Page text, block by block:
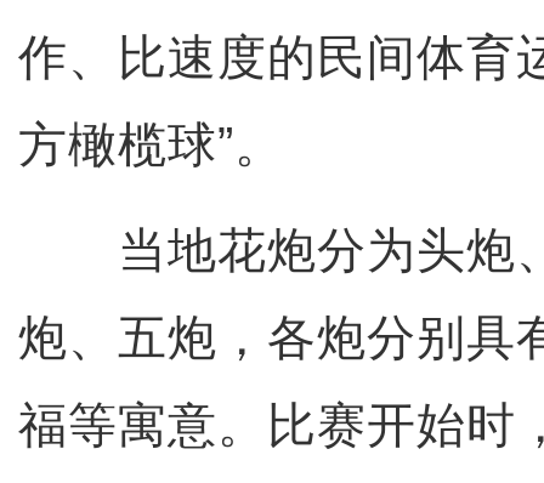
作、比速度的民间体育
方橄榄球”。
当地花炮分为头炮
炮、五炮，各炮分别具
福等寓意。比赛开始时